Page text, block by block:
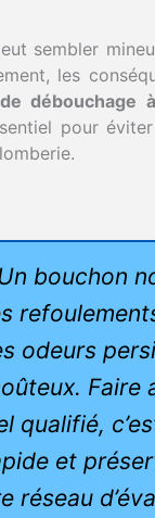
sembler
les
débouchage
pour
bouchon
odeurs
Faire
qualifié,
et
réseau